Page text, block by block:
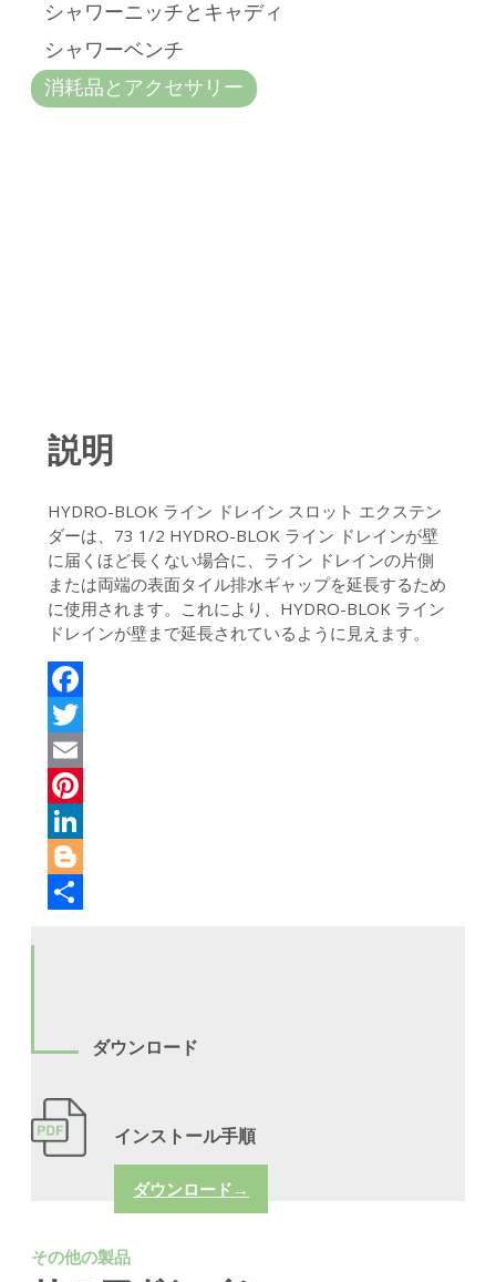
シャワーニッチとキャディ
シャワーベンチ
消耗品とアクセサリー
説明
HYDRO-BLOK ライン ドレイン スロット エクステン
ダーは、73 1/2 HYDRO-BLOK ライン ドレインが壁
に届くほど長くない場合に、ライン ドレインの片側
または両端の表面タイル排水ギャップを延長するため
に使用されます。これにより、HYDRO-BLOK ライン
ドレインが壁まで延長されているように見えます。
Facebook
Twitter
Email
Pinterest
LinkedIn
Blogger
ダウンロード
インストール手順
ダウンロード→
その他の製品